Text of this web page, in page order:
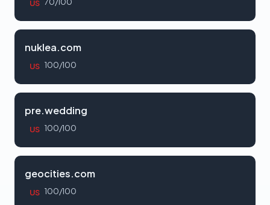
US 70/100
nuklea.com
US 100/100
pre.wedding
US 100/100
geocities.com
US 100/100